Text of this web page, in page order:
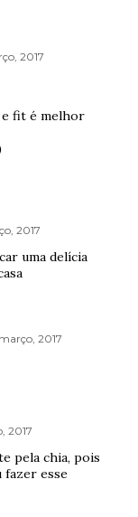
2017
e fit é melhor
2017
uma delícia
2017
2017
pela chia, pois
fazer esse